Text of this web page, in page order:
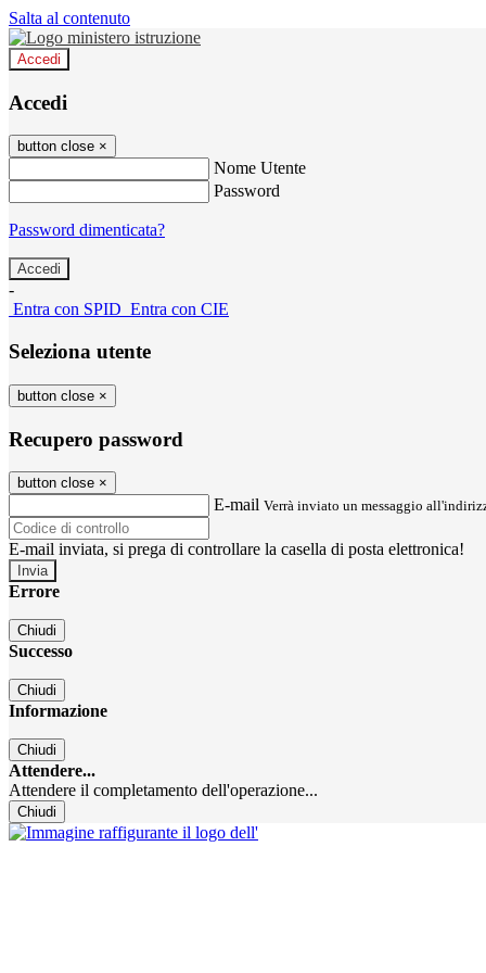
Salta al contenuto
Accedi
Accedi
button close ×
Nome Utente
Password
Password dimenticata?
-
Entra con SPID Entra con CIE
Seleziona utente
button close ×
Recupero password
button close ×
E-mail Verrà inviato un messaggio
E-mail inviata, si prega di controllare la casella di posta elettronica!
Errore
Chiudi
Successo
Chiudi
Informazione
Chiudi
Attendere...
Attendere il completamento dell'operazione...
Chiudi